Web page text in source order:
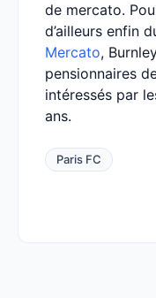
de mercato.
d’ailleurs enfin
Mercato,
pensionnaires
intéressés par
ans.
Paris FC